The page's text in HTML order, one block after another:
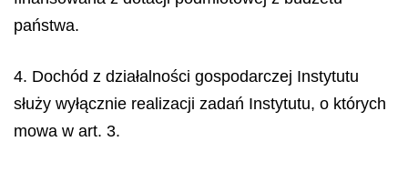
państwa.
4. Dochód z działalności gospodarczej Instytutu
służy wyłącznie realizacji zadań Instytutu, o których
mowa w art. 3.